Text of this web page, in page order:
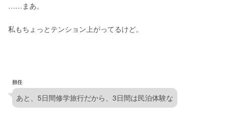
……まあ。
私もちょっとテンション上がってるけど。
担任
あと、5日間修学旅行だから、3日間は民泊体験な